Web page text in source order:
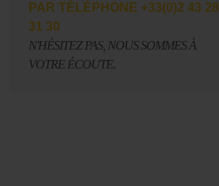
PAR TÉLÉPHONE +33(0)2 43 28
31 30
N'HÉSITEZ PAS, NOUS SOMMES À
VOTRE ÉCOUTE.